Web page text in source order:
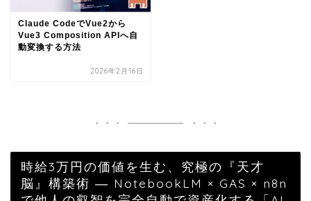
Claude CodeでVue2から
Vue3 Composition APIへ自
動変換する方法
2026年2月16日
時給3万円の価値を生む、究極の『天才
脳』構築術 ― NotebookLM × GAS × n8n